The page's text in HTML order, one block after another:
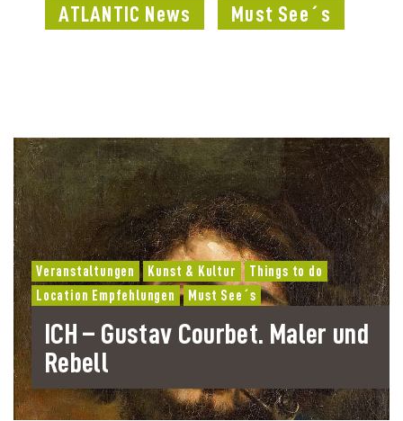
ATLANTIC News
Must See´s
Veranstaltungen Kunst & Kultur
Things to do
Location Empfehlungen
Must See´s
ICH – Gustav Courbet. Maler und
Rebell